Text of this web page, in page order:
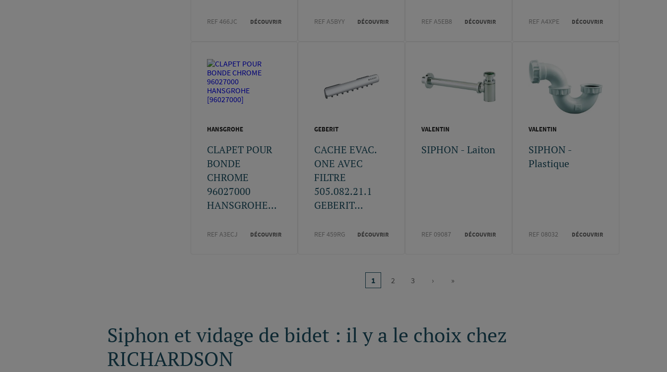
REF 466JC DÉCOUVRIR REF A5BYY DÉCOUVRIR REF A5EB8 DÉCOUVRIR REF A4XPE DÉCOUVRIR
HANSGROHE
CLAPET POUR
BONDE
CHROME
96027000
HANSGROHE...
REF A3ECJ DÉCOUVRIR
GEBERIT
CACHE EVAC.
ONE AVEC
FILTRE
505.082.21.1
GEBERIT...
REF 459RG DÉCOUVRIR
VALENTIN
SIPHON - Laiton
REF 09087 DÉCOUVRIR
VALENTIN
SIPHON -
Plastique
REF 08032 DÉCOUVRIR
Page
1 Page
2 Page
3
Page
›
Dernière
»
Siphon et vidage de bidet : il y a le choix chez
RICHARDSON